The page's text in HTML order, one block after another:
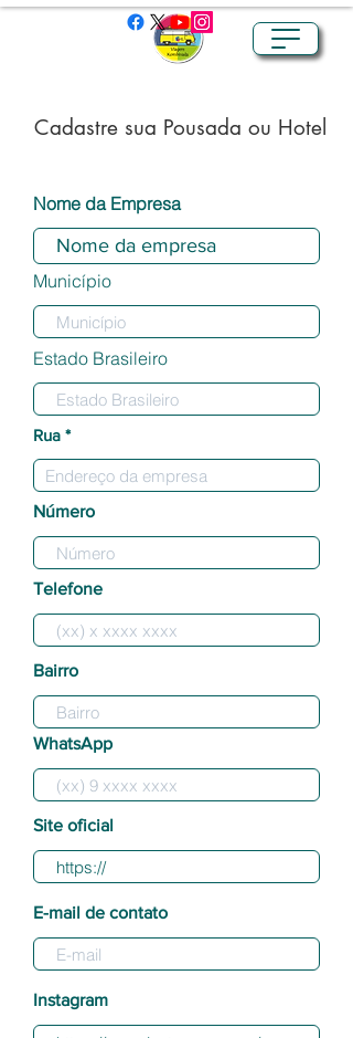
Cadastre sua Pousada ou Hotel
Nome da Empresa
Município
Estado Brasileiro
Rua
Número
Telefone
Bairro
WhatsApp
Site oficial
E-mail de contato
Instagram